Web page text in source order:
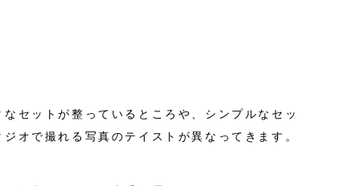
セットが整っているところや、シンプルなセッ
オで撮れる写真のテイストが異なってきます。